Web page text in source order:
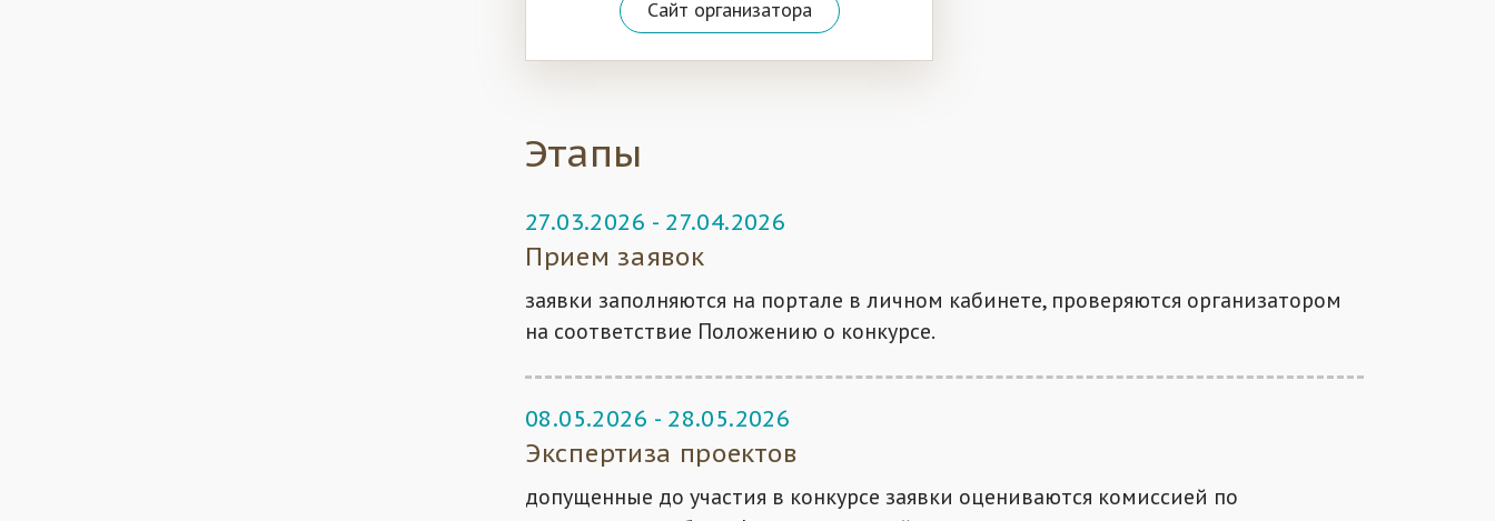
Сайт организатора
Этапы
27.03.2026 - 27.04.2026
Прием заявок
заявки заполняются на портале в личном кабинете, проверяются организатором
на соответствие Положению о конкурсе.
08.05.2026 - 28.05.2026
Экспертиза проектов
допущенные до участия в конкурсе заявки оцениваются комиссией по